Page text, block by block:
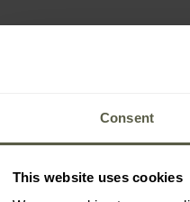
Consent
This website uses cookies
BESTSELLER